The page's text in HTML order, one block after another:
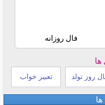
فال روزانه
ها
روز تولد تعبیر خواب